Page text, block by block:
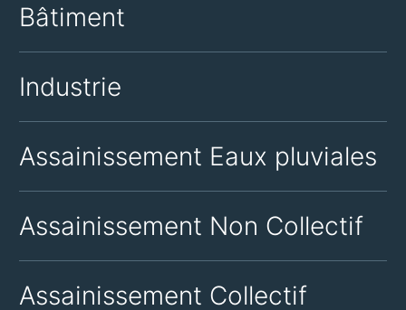
Bâtiment
Industrie
Assainissement Eaux pluviales
Assainissement Non Collectif
Assainissement Collectif